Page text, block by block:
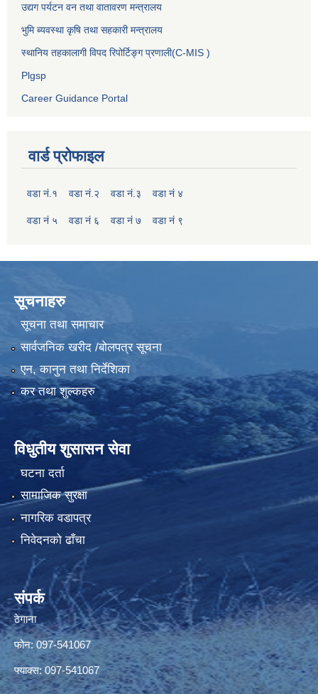
उद्यग पर्यटन वन तथा वातावरण मन्त्रालय
भुमि ब्यवस्था कृषि तथा सहकारी मन्त्रालय
स्थानिय तहकालागी विपद रिपोर्टिङ्ग प्रणाली(C-MIS )
Plgsp
Career Guidance Portal
वार्ड प्रोफाइल
वडा नं.१ वडा नं.२ वडा नं.३ वडा नं ४
वडा नं ५ वडा नं ६ वडा नं ७ वडा नं ९
सूचनाहरु
सूचना तथा समाचार
सार्वजनिक खरीद /बोलपत्र सूचना
एन, कानुन तथा निर्देशिका
कर तथा शुल्कहरु
विधुतीय शुसासन सेवा
घटना दर्ता
सामाजिक सुरक्षा
नागरिक वडापत्र
निवेदनको ढाँचा
संपर्क
ठेगाना
फोन: 097-541067
फ्याक्स: 097-541067